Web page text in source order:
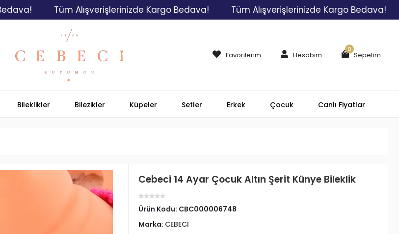
Tüm Alışverişlerinizde Kargo Bedava! Tüm Alışverişlerinizde Kargo Bedava! Tüm
Favorilerim Hesabım Sepetim
0
Bileklikler Bilezikler Küpeler Setler Erkek Çocuk Canlı Fiyatlar
Cebeci 14 Ayar Çocuk Altın Şerit Künye Bileklik
Ürün Kodu: CBC000006748
Marka: CEBECİ